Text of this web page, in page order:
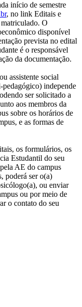
início de semestre
, no link Editais e
O
disponível
prevista no edital
é o responsável
da documentação.
assistente social
pedagógico) independe
ser solicitado a
aos membros da
sobre os horários de
e as formas de
os formulários, os
Estudantil do seu
AE do campus
poderá ser o(a)
ou enviar
ou por meio de
o contato do seu